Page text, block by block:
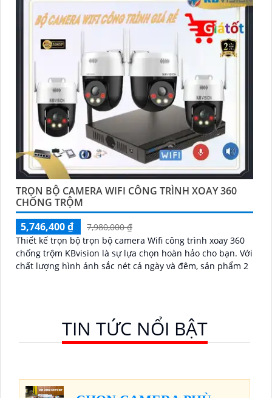
TRỌN BỘ CAMERA WIFI CÔNG TRÌNH XOAY 360
CHỐNG TRỘM
5,746,400 ₫
7,980,000 ₫
Thiết kế trọn bộ trọn bộ camera Wifi công trình xoay 360
chống trộm KBvision là sự lựa chọn hoàn hảo cho bạn. Với
chất lượng hình ảnh sắc nét cả ngày và đêm, sản phẩm 2
TIN TỨC NỔI BẬT